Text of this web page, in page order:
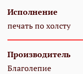
Исполнение
печать по холсту
Производитель
Благолепие